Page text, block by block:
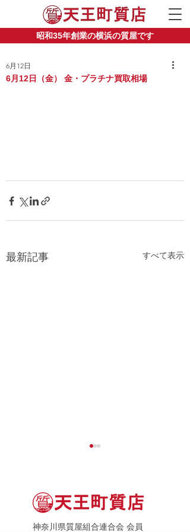
昭和35年創業の横浜の質屋です
6月12日（金） 金・プラチナ買取相場
6月12日
最新記事 すべて表示
神奈川県質屋組合連合会 会員